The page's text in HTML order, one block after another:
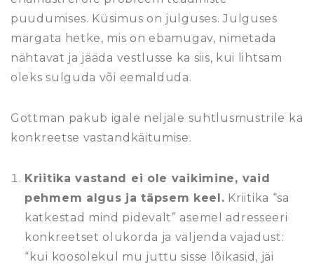
puudumises. Küsimus on julguses. Julguses
märgata hetke, mis on ebamugav, nimetada
nähtavat ja jääda vestlusse ka siis, kui lihtsam
oleks sulguda või eemalduda.
Gottman pakub igale neljale suhtlusmustrile ka
konkreetse vastandkäitumise.
Kriitika vastand ei ole vaikimine, vaid
pehmem algus ja täpsem keel. Kriitika “sa
katkestad mind pidevalt” asemel adresseeri
konkreetset olukorda ja väljenda vajadust:
“kui koosolekul mu juttu sisse lõikasid, jäi